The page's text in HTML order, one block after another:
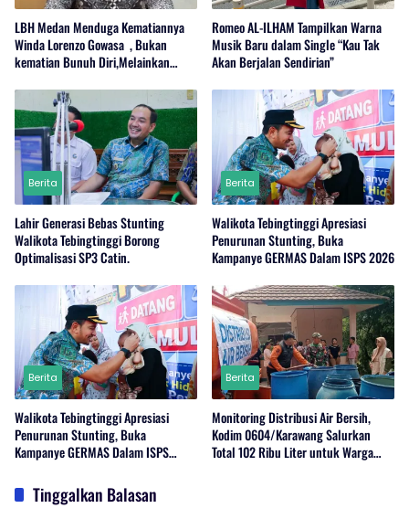
LBH Medan Menduga Kematiannya
Winda Lorenzo Gowasa , Bukan
kematian Bunuh Diri,Melainkan
Romeo AL-ILHAM Tampilkan Warna
Musik Baru dalam Single “Kau Tak
Akan Berjalan Sendirian”
Berita
Lahir Generasi Bebas Stunting
Walikota Tebingtinggi Borong
Optimalisasi SP3 Catin.
Berita
Walikota Tebingtinggi Apresiasi
Penurunan Stunting, Buka
Kampanye GERMAS Dalam ISPS 2026
Berita
Walikota Tebingtinggi Apresiasi
Penurunan Stunting, Buka
Kampanye GERMAS Dalam ISPS
Berita
Monitoring Distribusi Air Bersih,
Kodim 0604/Karawang Salurkan
Total 102 Ribu Liter untuk Warga
Tinggalkan Balasan